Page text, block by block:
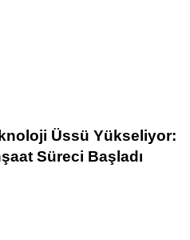
Üssü Yükseliyor:
Süreci Başladı